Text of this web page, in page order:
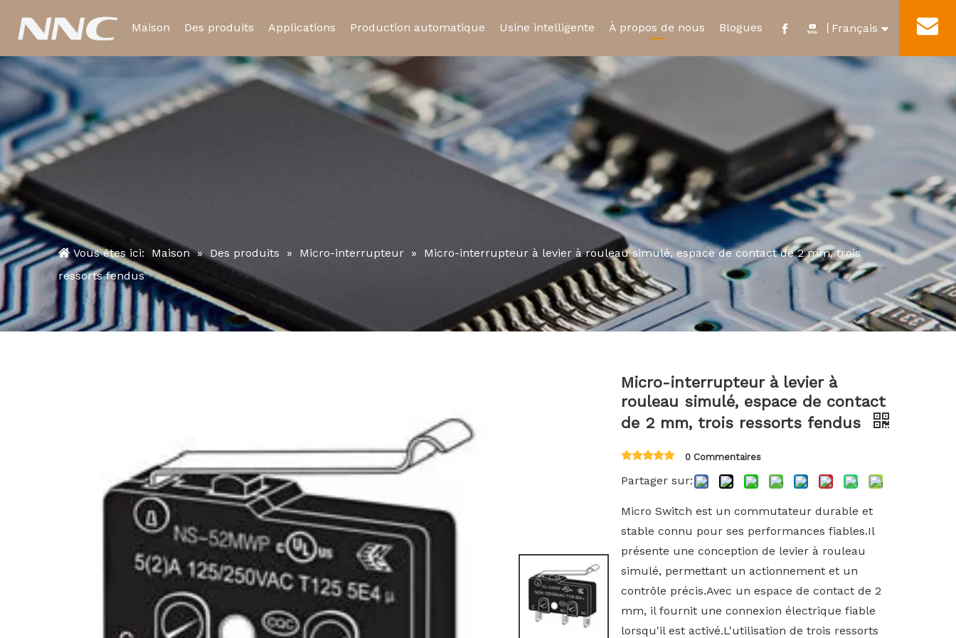
Maison Des produits
Relais électromagnétique Relais statique Relais automobile Nouveau relais d'énergie
Prise de relais Micro-interrupteur Micro-interrupteur étanche
Applications Production automatique Usine intelligente À propos de nous
Certificat et distinction Visite de l'usine
Blogues Contact 丨Français
English
Pусский
Português
Deutsch
한국어
Bahasa indonesia
Vous êtes ici: Maison » Des produits » Micro-interrupteur »
Micro-interrupteur à levier à rouleau simulé, espace de contact de 2 mm, trois
ressorts fendus
Micro-interrupteur à levier à
rouleau simulé, espace de contact
de 2 mm, trois ressorts fendus
0 Commentaires
Partager sur:
Micro Switch est un commutateur durable et
stable connu pour ses performances fiables.Il
présente une conception de levier à rouleau
simulé, permettant un actionnement et un
contrôle précis.Avec un espace de contact de 2
mm, il fournit une connexion électrique fiable
lorsqu'il est activé.L'utilisation de trois ressorts